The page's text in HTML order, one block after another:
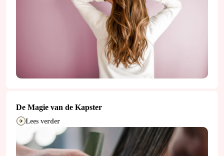
De Magie van de Kapster
Lees verder